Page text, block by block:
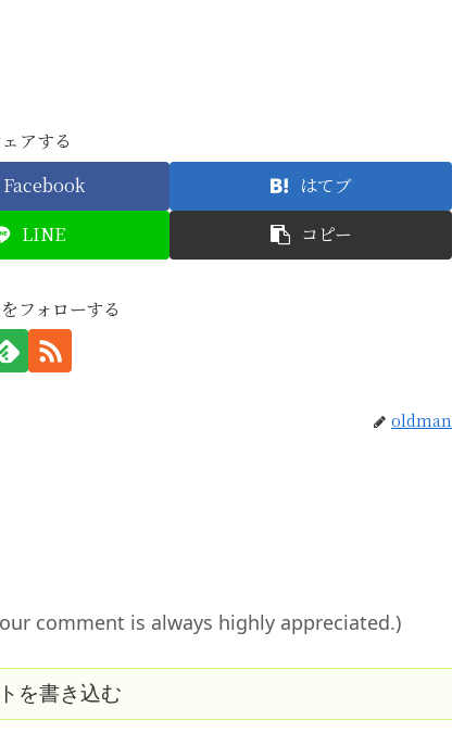
アする
Facebook
はてブ
LINE コピー
フォローする
oldman
comment is always highly appreciated.)
を書き込む